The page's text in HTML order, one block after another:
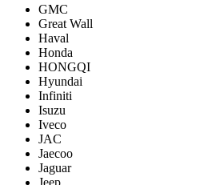
GMC
Great Wall
Haval
Honda
HONGQI
Hyundai
Infiniti
Isuzu
Iveco
JAC
Jaecoo
Jaguar
Jeep